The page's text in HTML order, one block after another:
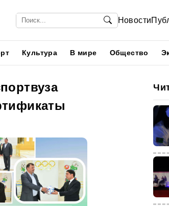
Новости
Культура В мире Общество